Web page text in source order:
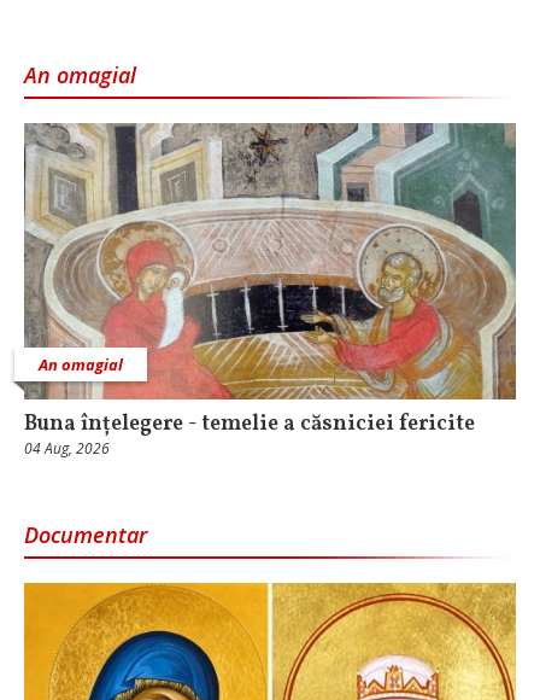
An omagial
An omagial
Buna înțelegere - temelie a căsniciei fericite
04 Aug, 2026
Documentar